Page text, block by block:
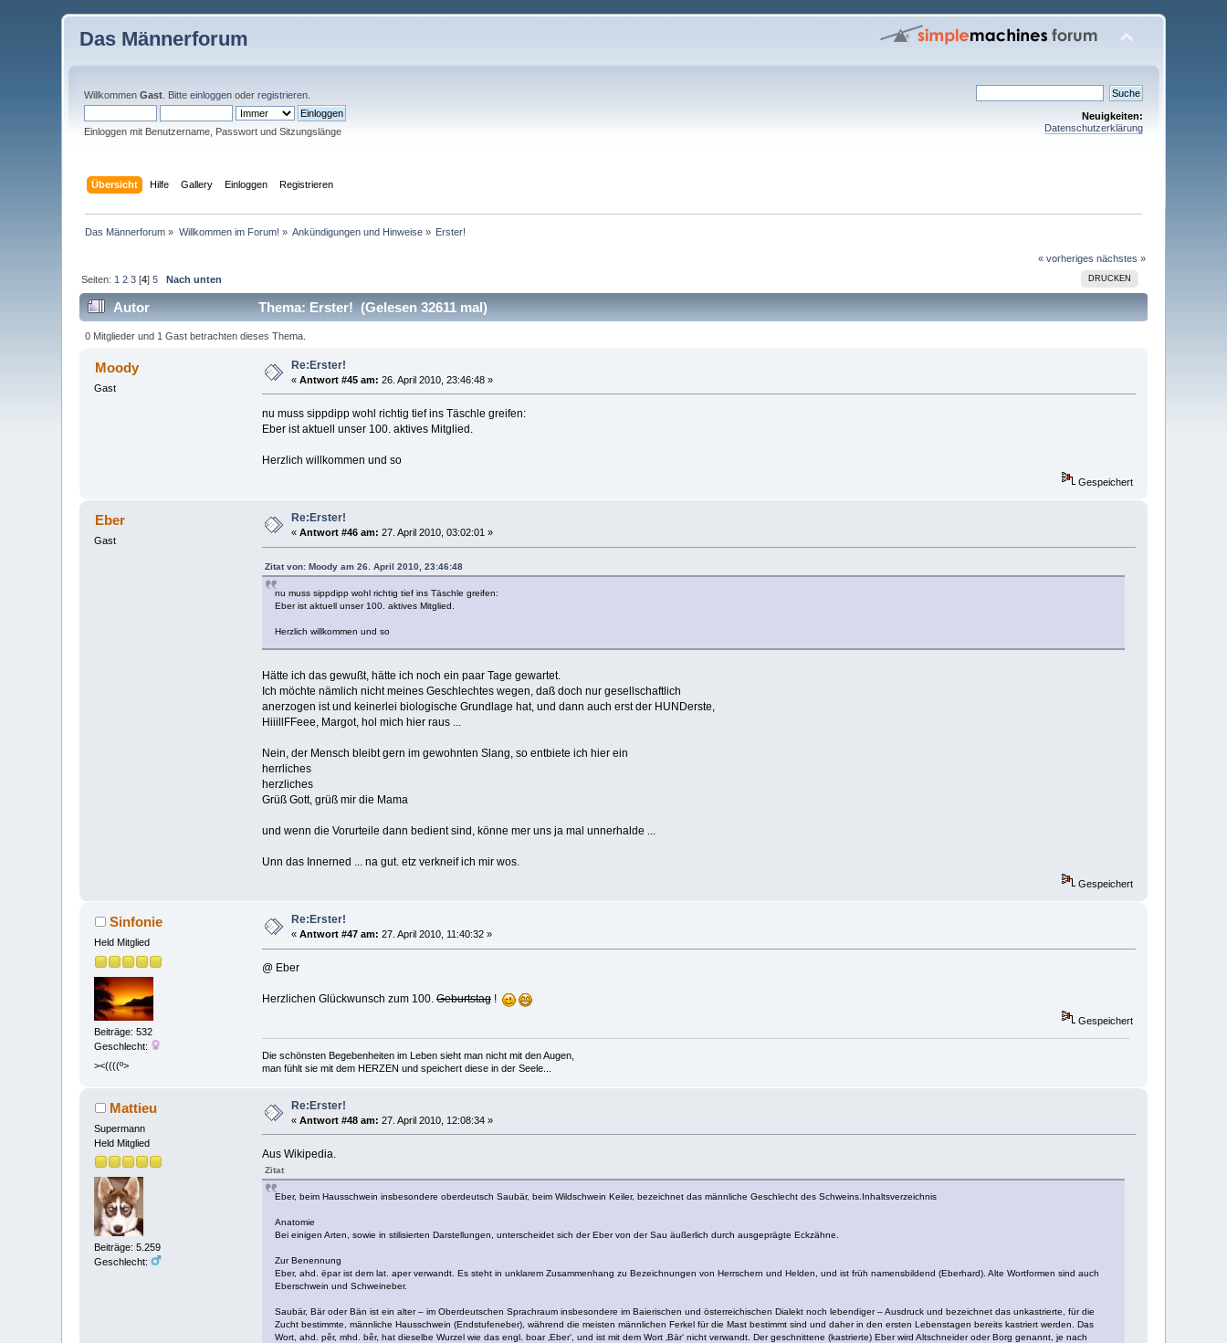
Das Männerforum
WillkommenGast . Bitteeinloggen oderregistrieren
Einloggen mit Benutzername, Passwort und Sitzungslänge
Neuigkeiten:
Datenschutzerklärung
Übersicht Hilfe Gallery Einloggen Registrieren
Das Männerforum » Willkommen im Forum! » Ankündigungen und Hinweise » Erster!
« vorheriges nächstes »
DRUCKEN
Seiten: 1 2 3 [4]5 Nach unten
Autor Thema: Erster! (Gelesen 32611 mal)
0 Mitglieder und 1 Gast betrachten dieses Thema.
Moody
Gast
Re:Erster!
«Antwort #45 am: 26. April 2010, 23:46:48 »
nu muss sippdipp wohl richtig tief ins Täschle greifen:
Eber ist aktuell unser 100. aktives Mitglied.
Herzlich willkommen und so
Gespeichert
Eber
Gast
Re:Erster!
«Antwort #46 am: 27. April 2010, 03:02:01 »
Zitat von: Moody am 26. April 2010, 23:46:48
nu muss sippdipp wohl richtig tief ins Täschle greifen:
Eber ist aktuell unser 100. aktives Mitglied.
Herzlich willkommen und so
Hätte ich das gewußt, hätte ich noch ein paar Tage gewartet.
Ich möchte nämlich nicht meines Geschlechtes wegen, daß doch nur gesellschaftlich
anerzogen ist und keinerlei biologische Grundlage hat, und dann auch erst der HUNDerste,
HiiillFFeee, Margot, hol mich hier raus ...
Nein, der Mensch bleibt gern im gewohnten Slang, so entbiete ich hier ein
herrliches
herzliches
Grüß Gott, grüß mir die Mama
und wenn die Vorurteile dann bedient sind, könne mer uns ja mal unnerhalde ...
Unn das Innerned ... na gut. etz verkneif ich mir wos.
Gespeichert
Sinfonie
Held Mitglied
Beiträge: 532
Geschlecht:
><((((º>
Re:Erster!
«Antwort #47 am: 27. April 2010, 11:40:32 »
@ Eber
Herzlichen Glückwunsch zum 100.Geburtstag!
Gespeichert
Die schönsten Begebenheiten im Leben sieht man nicht mit den Augen,
man fühlt sie mit dem HERZEN und speichert diese in der Seele...
Mattieu
Supermann
Held Mitglied
Beiträge: 5.259
Geschlecht:
Re:Erster!
«Antwort #48 am: 27. April 2010, 12:08:34 »
Aus Wikipedia.
Zitat
Eber, beim Hausschwein insbesondere oberdeutsch Saubär, beim Wildschwein Keiler, bezeichnet das männliche Geschlecht des Schweins.Inhaltsverzeichnis
Anatomie
Bei einigen Arten, sowie in stilisierten Darstellungen, unterscheidet sich der Eber von der Sau äußerlich durch ausgeprägte Eckzähne.
Zur Benennung
Eber, ahd. ëpar ist dem lat. aper verwandt. Es steht in unklarem Zusammenhang zu Bezeichnungen von Herrschern und Helden, und ist früh namensbildend (Eberhard). Alte Wortformen sind auch
Eberschwein und Schweineber.
Saubär, Bär oder Bän ist ein alter – im Oberdeutschen Sprachraum insbesondere im Baierischen und österreichischen Dialekt noch lebendiger – Ausdruck und bezeichnet das unkastrierte, für die
Zucht bestimmte, männliche Hausschwein (Endstufeneber), während die meisten männlichen Ferkel für die Mast bestimmt sind und daher in den ersten Lebenstagen bereits kastriert werden. Das
Wort, ahd. pêr, mhd. bêr, hat dieselbe Wurzel wie das engl. boar ‚Eber‘, und ist mit dem Wort ‚Bär‘ nicht verwandt. Der geschnittene (kastrierte) Eber wird Altschneider oder Borg genannt, je nach